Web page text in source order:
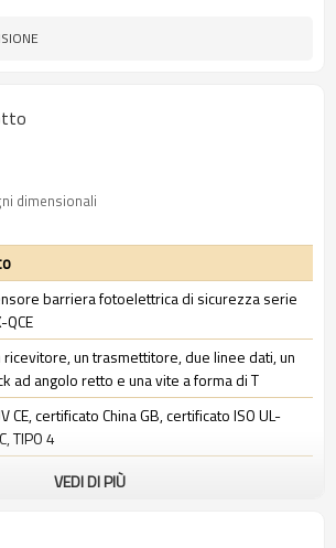
dimensionali
barriera fotoelettrica di sicurezza serie
QCE
ricevitore, un trasmettitore, due linee dati, un
ad angolo retto e una vite a forma di T
CE, certificato China GB, certificato ISO UL-
TIPO 4
industriale standard
VEDI DI PIÙ